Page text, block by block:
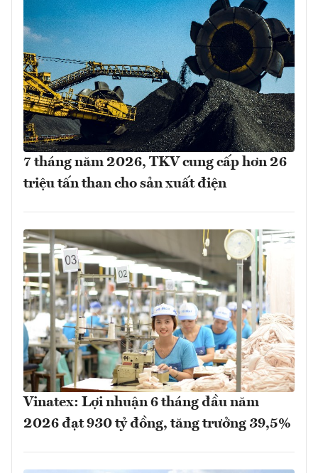
7 tháng năm 2026, TKV cung cấp hơn 26
triệu tấn than cho sản xuất điện
Vinatex: Lợi nhuận 6 tháng đầu năm
2026 đạt 930 tỷ đồng, tăng trưởng 39,5%